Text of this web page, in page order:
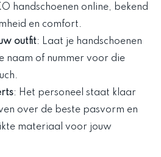
handschoenen online, bekend
en comfort.
outfit: Laat je handschoenen
naam of nummer voor die
: Het personeel staat klaar
over de beste pasvorm en
materiaal voor jouw